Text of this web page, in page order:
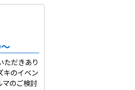
ただきあり
キのイベン
マのご検討